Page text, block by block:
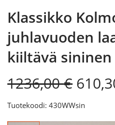
Klassikko
juhlavuoden
kiiltävä sininen
1236,00€
price
was:
Tuotekoodi: 430WWsin